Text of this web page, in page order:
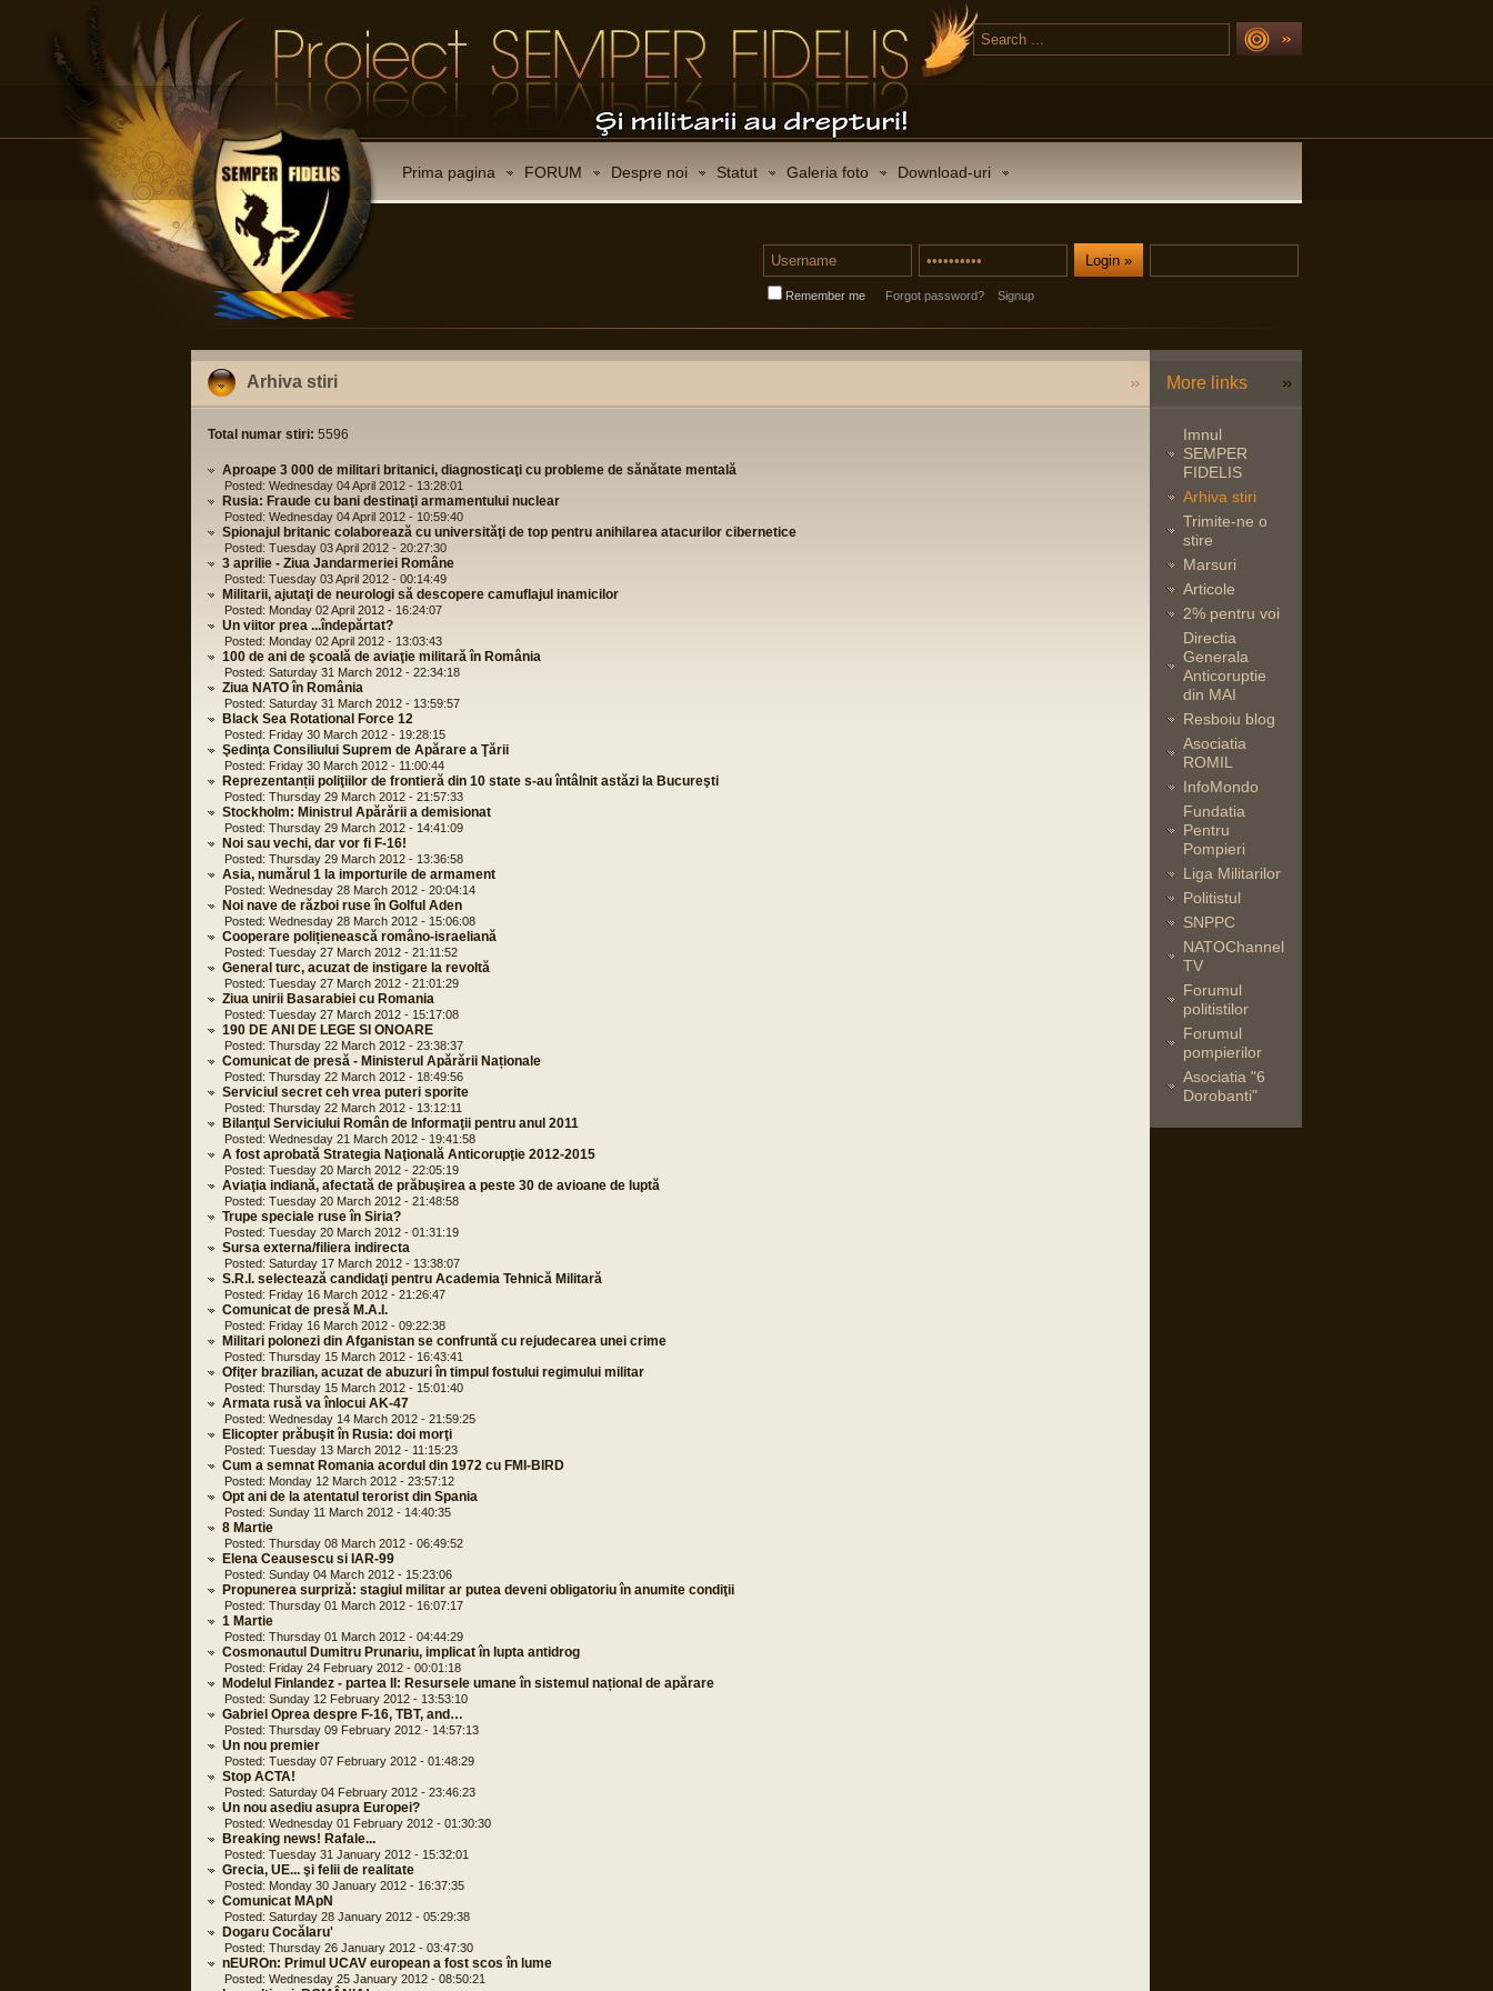
Prima pagina FORUM Despre noi Statut Galeria foto Download-uri
Remember me Forgot password? Signup
Arhiva stiri
Total numar stiri: 5596
Aproape 3 000 de militari britanici, diagnosticaţi cu probleme de sănătate mentală
Posted: Wednesday 04 April 2012 - 13:28:01
Rusia: Fraude cu bani destinaţi armamentului nuclear
Posted: Wednesday 04 April 2012 - 10:59:40
Spionajul britanic colaborează cu universităţi de top pentru anihilarea atacurilor cibernetice
Posted: Tuesday 03 April 2012 - 20:27:30
3 aprilie - Ziua Jandarmeriei Române
Posted: Tuesday 03 April 2012 - 00:14:49
Militarii, ajutaţi de neurologi să descopere camuflajul inamicilor
Posted: Monday 02 April 2012 - 16:24:07
Un viitor prea ...îndepărtat?
Posted: Monday 02 April 2012 - 13:03:43
100 de ani de şcoală de aviaţie militară în România
Posted: Saturday 31 March 2012 - 22:34:18
Ziua NATO în România
Posted: Saturday 31 March 2012 - 13:59:57
Black Sea Rotational Force 12
Posted: Friday 30 March 2012 - 19:28:15
Şedinţa Consiliului Suprem de Apărare a Ţării
Posted: Friday 30 March 2012 - 11:00:44
Reprezentanții poliţiilor de frontieră din 10 state s-au întâlnit astăzi la Bucureşti
Posted: Thursday 29 March 2012 - 21:57:33
Stockholm: Ministrul Apărării a demisionat
Posted: Thursday 29 March 2012 - 14:41:09
Noi sau vechi, dar vor fi F-16!
Posted: Thursday 29 March 2012 - 13:36:58
Asia, numărul 1 la importurile de armament
Posted: Wednesday 28 March 2012 - 20:04:14
Noi nave de război ruse în Golful Aden
Posted: Wednesday 28 March 2012 - 15:06:08
Cooperare polițienească româno-israeliană
Posted: Tuesday 27 March 2012 - 21:11:52
General turc, acuzat de instigare la revoltă
Posted: Tuesday 27 March 2012 - 21:01:29
Ziua unirii Basarabiei cu Romania
Posted: Tuesday 27 March 2012 - 15:17:08
190 DE ANI DE LEGE SI ONOARE
Posted: Thursday 22 March 2012 - 23:38:37
Comunicat de presă - Ministerul Apărării Naționale
Posted: Thursday 22 March 2012 - 18:49:56
Serviciul secret ceh vrea puteri sporite
Posted: Thursday 22 March 2012 - 13:12:11
Bilanţul Serviciului Român de Informaţii pentru anul 2011
Posted: Wednesday 21 March 2012 - 19:41:58
A fost aprobată Strategia Naţională Anticorupţie 2012-2015
Posted: Tuesday 20 March 2012 - 22:05:19
Aviaţia indiană, afectată de prăbuşirea a peste 30 de avioane de luptă
Posted: Tuesday 20 March 2012 - 21:48:58
Trupe speciale ruse în Siria?
Posted: Tuesday 20 March 2012 - 01:31:19
Sursa externa/filiera indirecta
Posted: Saturday 17 March 2012 - 13:38:07
S.R.I. selectează candidaţi pentru Academia Tehnică Militară
Posted: Friday 16 March 2012 - 21:26:47
Comunicat de presă M.A.I.
Posted: Friday 16 March 2012 - 09:22:38
Militari polonezi din Afganistan se confruntă cu rejudecarea unei crime
Posted: Thursday 15 March 2012 - 16:43:41
Ofiţer brazilian, acuzat de abuzuri în timpul fostului regimului militar
Posted: Thursday 15 March 2012 - 15:01:40
Armata rusă va înlocui AK-47
Posted: Wednesday 14 March 2012 - 21:59:25
Elicopter prăbuşit în Rusia: doi morţi
Posted: Tuesday 13 March 2012 - 11:15:23
Cum a semnat Romania acordul din 1972 cu FMI-BIRD
Posted: Monday 12 March 2012 - 23:57:12
Opt ani de la atentatul terorist din Spania
Posted: Sunday 11 March 2012 - 14:40:35
8 Martie
Posted: Thursday 08 March 2012 - 06:49:52
Elena Ceausescu si IAR-99
Posted: Sunday 04 March 2012 - 15:23:06
Propunerea surpriză: stagiul militar ar putea deveni obligatoriu în anumite condiţii
Posted: Thursday 01 March 2012 - 16:07:17
1 Martie
Posted: Thursday 01 March 2012 - 04:44:29
Cosmonautul Dumitru Prunariu, implicat în lupta antidrog
Posted: Friday 24 February 2012 - 00:01:18
Modelul Finlandez - partea II: Resursele umane în sistemul național de apărare
Posted: Sunday 12 February 2012 - 13:53:10
Gabriel Oprea despre F-16, TBT, and…
Posted: Thursday 09 February 2012 - 14:57:13
Un nou premier
Posted: Tuesday 07 February 2012 - 01:48:29
Stop ACTA!
Posted: Saturday 04 February 2012 - 23:46:23
Un nou asediu asupra Europei?
Posted: Wednesday 01 February 2012 - 01:30:30
Breaking news! Rafale...
Posted: Tuesday 31 January 2012 - 15:32:01
Grecia, UE... şi felii de realitate
Posted: Monday 30 January 2012 - 16:37:35
Comunicat MApN
Posted: Saturday 28 January 2012 - 05:29:38
Dogaru Cocălaru'
Posted: Thursday 26 January 2012 - 03:47:30
nEUROn: Primul UCAV european a fost scos în lume
Posted: Wednesday 25 January 2012 - 08:50:21
More links
Imnul
SEMPER
FIDELIS
Arhiva stiri
Trimite-ne o
stire
Marsuri
Articole
2% pentru voi
Directia
Generala
Anticoruptie
din MAI
Resboiu blog
Asociatia
ROMIL
InfoMondo
Fundatia
Pentru
Pompieri
Liga Militarilor
Politistul
SNPPC
NATOChannel
TV
Forumul
politistilor
Forumul
pompierilor
Asociatia "6
Dorobanti"